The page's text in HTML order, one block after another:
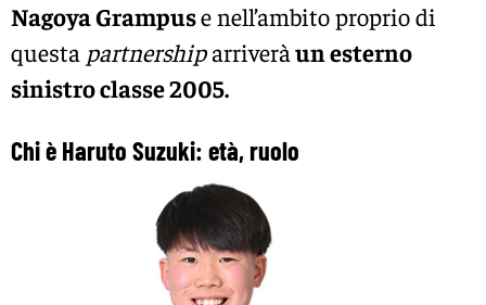
Nagoya Grampuse nell’ambito proprio di
questa partnershiparriveràun esterno
sinistro classe 2005.
Chi è Haruto Suzuki: età, ruolo